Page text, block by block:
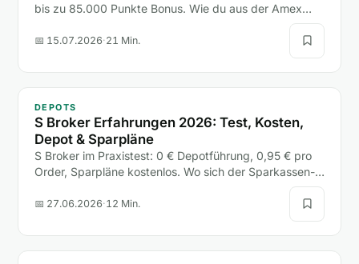
bis zu 85.000 Punkte Bonus. Wie du aus der Amex
Platinum mehr rausholst, als sie kostet, liest du hier.
📅 15.07.2026·21 Min.
DEPOTS
S Broker Erfahrungen 2026: Test, Kosten,
Depot & Sparpläne
S Broker im Praxistest: 0 € Depotführung, 0,95 € pro
Order, Sparpläne kostenlos. Wo sich der Sparkassen-
Broker lohnt, wo die freie Handelsplatzwahl teuer wird
und für wen er passt.
📅 27.06.2026·12 Min.